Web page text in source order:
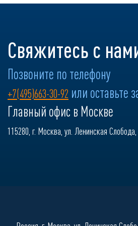
Свяжитесь с
Позвоните по телефону
+7(495)663-30-92 или оставьте
Главный офис в Москве
115280, г. Москва, ул. Ленинская